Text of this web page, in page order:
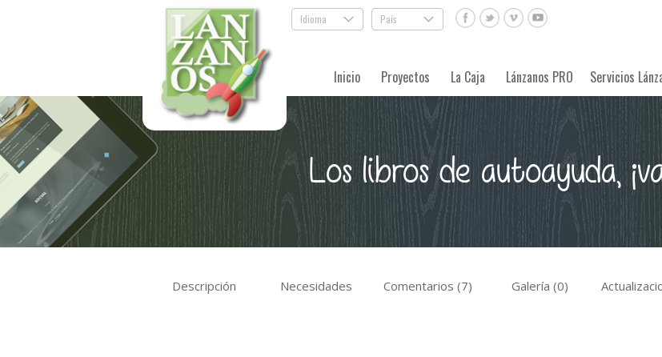
Idioma . País .
Inicio Proyectos La Caja Lánzanos PRO Servicios
Los libros de autoayuda,
Descripción Necesidades Comentarios (7) Galería (0)